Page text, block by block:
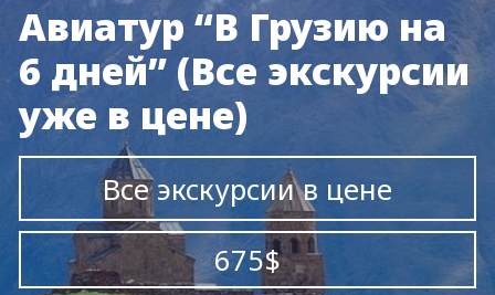
Авиатур “В Грузию на
6 дней” (Все экскурсии
уже в цене)
Все экскурсии в цене
675$